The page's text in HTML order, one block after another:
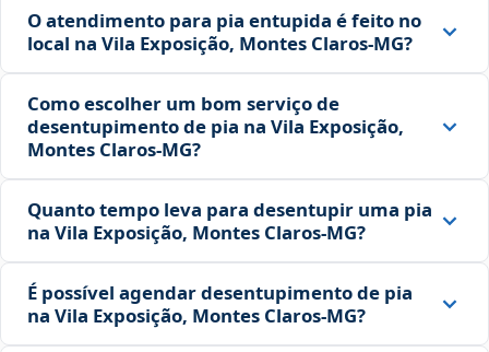
O atendimento para pia entupida é feito no
local na Vila Exposição, Montes Claros‑MG?
Como escolher um bom serviço de
desentupimento de pia na Vila Exposição,
Montes Claros‑MG?
Quanto tempo leva para desentupir uma pia
na Vila Exposição, Montes Claros‑MG?
É possível agendar desentupimento de pia
na Vila Exposição, Montes Claros‑MG?